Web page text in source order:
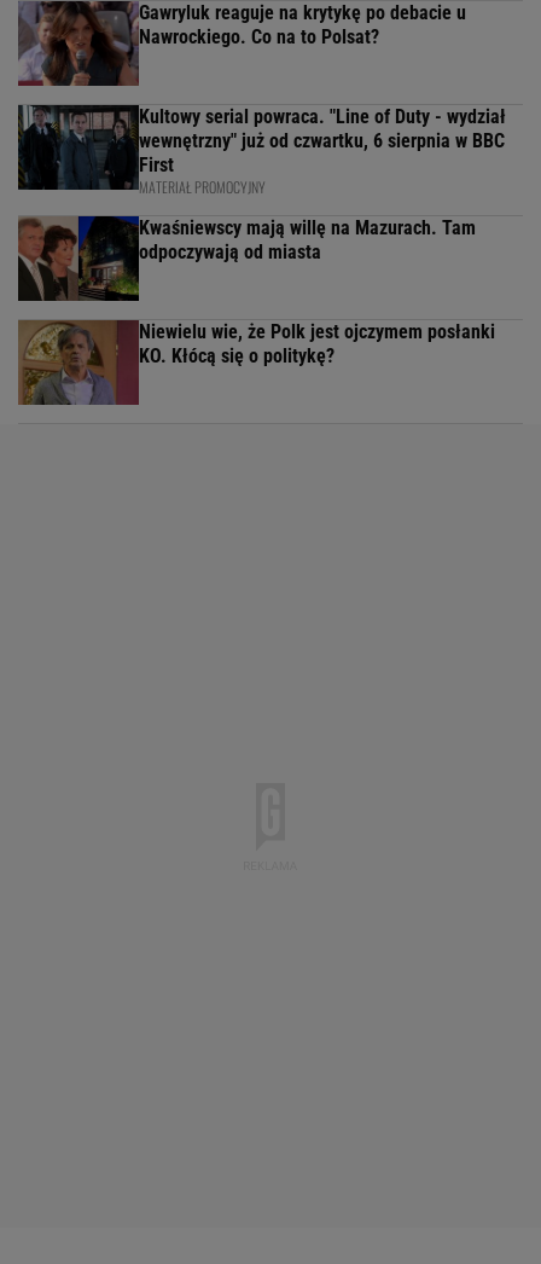
Gawryluk reaguje na krytykę po debacie u
Nawrockiego. Co na to Polsat?
Kultowy serial powraca. "Line of Duty - wydział
wewnętrzny" już od czwartku, 6 sierpnia w BBC
First
MATERIAŁ PROMOCYJNY
Kwaśniewscy mają willę na Mazurach. Tam
odpoczywają od miasta
Niewielu wie, że Polk jest ojczymem posłanki
KO. Kłócą się o politykę?